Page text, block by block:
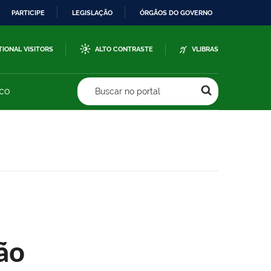
PARTICIPE LEGISLAÇÃO ÓRGÃOS DO GOVERNO
VISITORS ALTO CONTRASTE VLIBRAS
Buscar no portal